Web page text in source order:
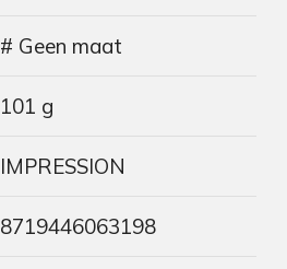
# Geen maat
101 g
IMPRESSION
8719446063198